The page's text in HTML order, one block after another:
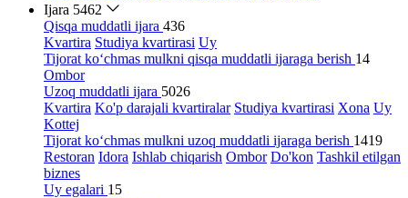
Ijara 5462
Qisqa muddatli ijara 436
Kvartira Studiya kvartirasi Uy
Tijorat ko‘chmas mulkni qisqa muddatli ijaraga berish 14
Ombor
Uzoq muddatli ijara 5026
Kvartira Ko'p darajali kvartiralar Studiya kvartirasi Xona Uy
Kottej
Tijorat ko‘chmas mulkni uzoq muddatli ijaraga berish 1419
Restoran Idora Ishlab chiqarish Ombor Do'kon Tashkil etilgan
biznes
Uy egalari 15